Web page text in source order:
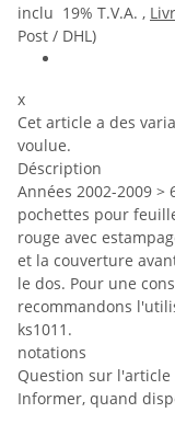
inclu 19% T.V.A. ,
Post / DHL)
x
Cet article a des
voulue.
Déscription
Années 2002-2009
pochettes pour
rouge avec
et la couverture
le dos. Pour une
recommandons
ks1011.
notations
Question sur l'article
Informer, quand